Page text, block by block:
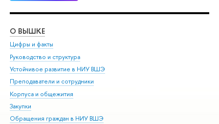
О ВЫШКЕ
Цифры и факты
Руководство и структура
Устойчивое развитие в НИУ ВШЭ
Преподаватели и сотрудники
Корпуса и общежития
Закупки
Обращения граждан в НИУ ВШЭ